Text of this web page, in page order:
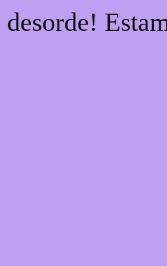
desorde!